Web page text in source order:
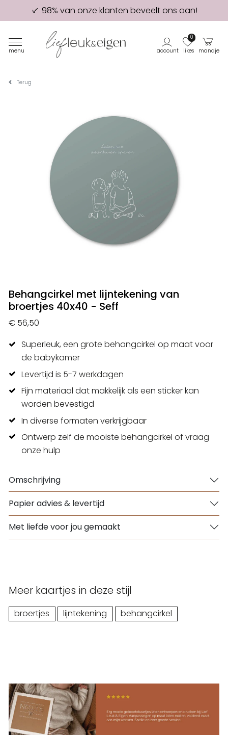
98% van onze klanten beveelt ons aan!
Eerste proefdruk GRATIS
menu account likes
0
mandje
Terug
Behangcirkel met lijntekening van
broertjes 40x40 - Seff
€ 56,50
Superleuk, een grote behangcirkel op maat voor
de babykamer
Levertijd is 5-7 werkdagen
Fijn materiaal dat makkelijk als een sticker kan
worden bevestigd
In diverse formaten verkrijgbaar
Ontwerp zelf de mooiste behangcirkel of vraag
onze hulp
Omschrijving
Papier advies & levertijd
Met liefde voor jou gemaakt
Meer kaartjes in deze stijl
broertjes lijntekening behangcirkel